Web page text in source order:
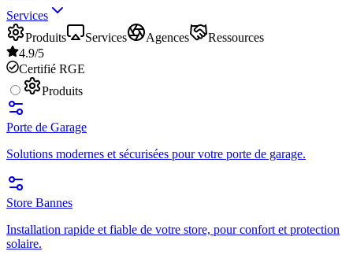
Services
Produits
Services Agences
Ressources
4.9/5
Certifié RGE
Produits
Porte de Garage
Solutions modernes et sécurisées pour votre porte de garage.
Store Bannes
Installation rapide et fiable de votre store, pour confort et protection
solaire.